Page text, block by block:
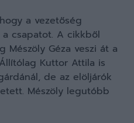
a vezetőség
a csapatot. A cikkből
Mészöly Géza veszi át a
Kuttor Attila is
de az elöljárók
Mészöly legutóbb